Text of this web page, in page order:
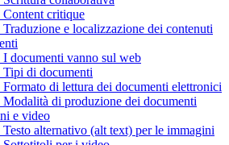
Content critique
Traduzione e localizzazione dei contenuti
I documenti vanno sul web
Tipi di documenti
Formato di lettura dei documenti elettronici
Modalità di produzione dei documenti
e video
Testo alternativo (alt text) per le immagini